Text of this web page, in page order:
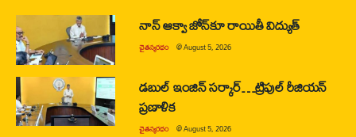
నాన్ ఆక్వా జోన్‌కూ రాయితీ విద్యుత్
చైతన్యరధం @August 5, 2026
డబుల్ ఇంజిన్ సర్కార్…ట్రిపుల్ రీజియన్
ప్రణాళిక
చైతన్యరధం @August 5, 2026